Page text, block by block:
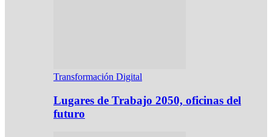
Transformación Digital
Lugares de Trabajo 2050, oficinas del
futuro